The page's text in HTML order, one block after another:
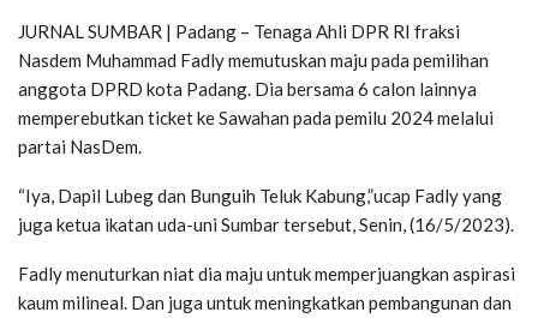
JURNAL SUMBAR | Padang – Tenaga Ahli DPR RI fraksi
Nasdem Muhammad Fadly memutuskan maju pada pemilihan
anggota DPRD kota Padang. Dia bersama 6 calon lainnya
memperebutkan ticket ke Sawahan pada pemilu 2024 melalui
partai NasDem.
“Iya, Dapil Lubeg dan Bunguih Teluk Kabung,”ucap Fadly yang
juga ketua ikatan uda-uni Sumbar tersebut, Senin, (16/5/2023).
Fadly menuturkan niat dia maju untuk memperjuangkan aspirasi
kaum milineal. Dan juga untuk meningkatkan pembangunan dan